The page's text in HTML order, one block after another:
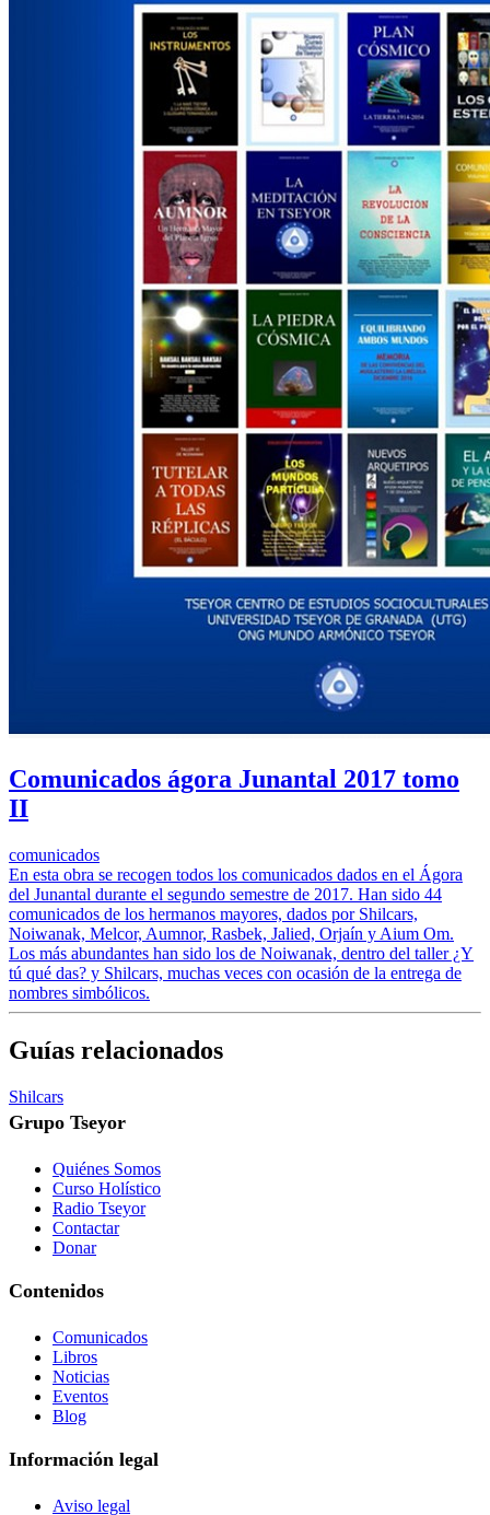
Comunicados ágora Junantal 2017 tomo
II
comunicados
En esta obra se recogen todos los comunicados dados en el Ágora
del Junantal durante el segundo semestre de 2017. Han sido 44
comunicados de los hermanos mayores, dados por Shilcars,
Noiwanak, Melcor, Aumnor, Rasbek, Jalied, Orjaín y Aium Om.
Los más abundantes han sido los de Noiwanak, dentro del taller ¿Y
tú qué das? y Shilcars, muchas veces con ocasión de la entrega de
nombres simbólicos.
Guías relacionados
Shilcars
Grupo Tseyor
Quiénes Somos
Curso Holístico
Radio Tseyor
Contactar
Donar
Contenidos
Comunicados
Libros
Noticias
Eventos
Blog
Información legal
Aviso legal